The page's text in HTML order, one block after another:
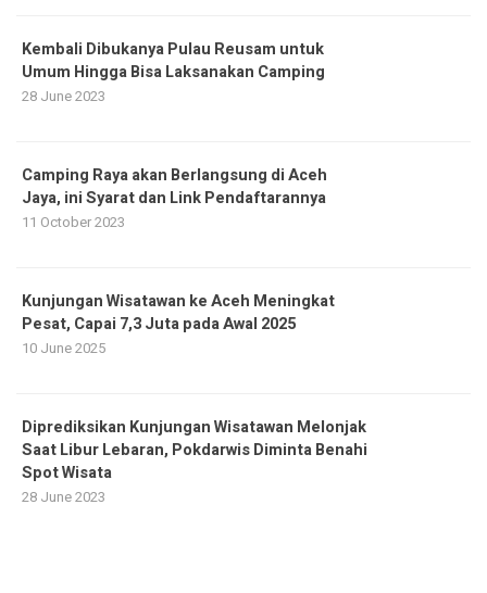
Kembali Dibukanya Pulau Reusam untuk
Umum Hingga Bisa Laksanakan Camping
28 June 2023
Camping Raya akan Berlangsung di Aceh
Jaya, ini Syarat dan Link Pendaftarannya
11 October 2023
Kunjungan Wisatawan ke Aceh Meningkat
Pesat, Capai 7,3 Juta pada Awal 2025
10 June 2025
Diprediksikan Kunjungan Wisatawan Melonjak
Saat Libur Lebaran, Pokdarwis Diminta Benahi
Spot Wisata
28 June 2023